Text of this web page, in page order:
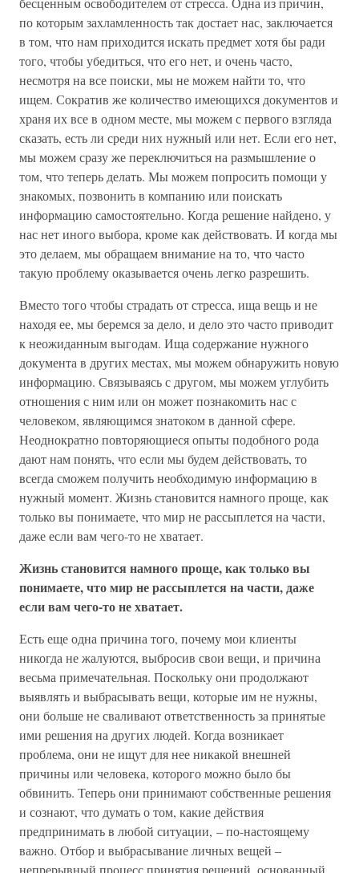
по которым захламленность так достает нас, заключается
в том, что нам приходится искать предмет хотя бы ради
того, чтобы убедиться, что его нет, и очень часто,
несмотря на все поиски, мы не можем найти то, что
ищем. Сократив же количество имеющихся документов и
храня их все в одном месте, мы можем с первого взгляда
сказать, есть ли среди них нужный или нет. Если его нет,
мы можем сразу же переключиться на размышление о
том, что теперь делать. Мы можем попросить помощи у
знакомых, позвонить в компанию или поискать
информацию самостоятельно. Когда решение найдено, у
нас нет иного выбора, кроме как действовать. И когда мы
это делаем, мы обращаем внимание на то, что часто
такую проблему оказывается очень легко разрешить.
Вместо того чтобы страдать от стресса, ища вещь и не
находя ее, мы беремся за дело, и дело это часто приводит
к неожиданным выгодам. Ища содержание нужного
документа в других местах, мы можем обнаружить новую
информацию. Связываясь с другом, мы можем углубить
отношения с ним или он может познакомить нас с
человеком, являющимся знатоком в данной сфере.
Неоднократно повторяющиеся опыты подобного рода
дают нам понять, что если мы будем действовать, то
всегда сможем получить необходимую информацию в
нужный момент. Жизнь становится намного проще, как
только вы понимаете, что мир не рассыплется на части,
даже если вам чего-то не хватает.
Жизнь становится намного проще, как только вы
понимаете, что мир не рассыплется на части, даже
если вам чего-то не хватает.
Есть еще одна причина того, почему мои клиенты
никогда не жалуются, выбросив свои вещи, и причина
весьма примечательная. Поскольку они продолжают
выявлять и выбрасывать вещи, которые им не нужны,
они больше не сваливают ответственность за принятые
ими решения на других людей. Когда возникает
проблема, они не ищут для нее никакой внешней
причины или человека, которого можно было бы
обвинить. Теперь они принимают собственные решения
и сознают, что думать о том, какие действия
предпринимать в любой ситуации, – по-настоящему
важно. Отбор и выбрасывание личных вещей –
непрерывный процесс принятия решений, основанный